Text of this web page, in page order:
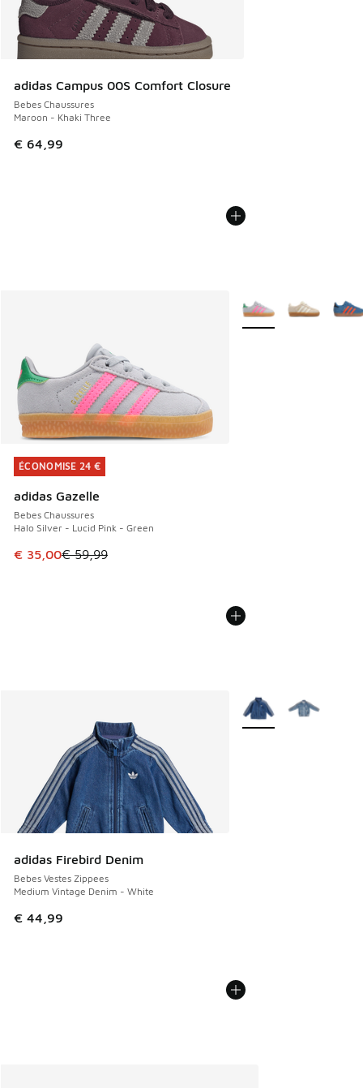
adidas Campus 00S Comfort Closure
Bebes Chaussures
Maroon - Khaki Three
€ 64,99
ÉCONOMISE 24 €
adidas Gazelle
Bebes Chaussures
Halo Silver - Lucid Pink - Green
Cet article est en promotion. Prix en baisse de € 59,99 à
€ 35,00€ 59,99
ÉCONOMISE 24 €
Plus de couleurs
adidas Firebird Denim
Bebes Vestes Zippees
Medium Vintage Denim - White
€ 44,99
Plus de couleurs